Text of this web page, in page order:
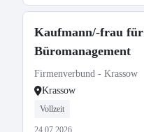
Kaufmann/-frau für
Büromanagement
Firmenverbund - Krassow
Krassow
Vollzeit
24.07.2026